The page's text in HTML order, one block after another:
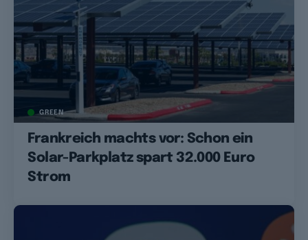
GREEN
Frankreich machts vor: Schon ein
Solar-Parkplatz spart 32.000 Euro
Strom